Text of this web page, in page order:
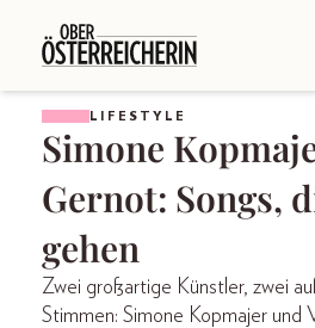
LIFESTYLE
Simone
Gernot: Songs,
gehen
Zwei großartige Künstler, zwei
Stimmen: Simone Kopmajer und